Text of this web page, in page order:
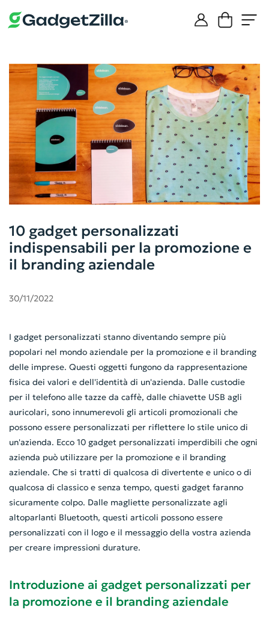
10 gadget personalizzati
indispensabili per la promozione e
il branding aziendale
30/11/2022
I gadget personalizzati stanno diventando sempre più
popolari nel mondo aziendale per la promozione e il branding
delle imprese. Questi oggetti fungono da rappresentazione
fisica dei valori e dell'identità di un'azienda. Dalle custodie
per il telefono alle tazze da caffè, dalle chiavette USB agli
auricolari, sono innumerevoli gli articoli promozionali che
possono essere personalizzati per riflettere lo stile unico di
un'azienda. Ecco 10 gadget personalizzati imperdibili che ogni
azienda può utilizzare per la promozione e il branding
aziendale. Che si tratti di qualcosa di divertente e unico o di
qualcosa di classico e senza tempo, questi gadget faranno
sicuramente colpo. Dalle magliette personalizzate agli
altoparlanti Bluetooth, questi articoli possono essere
personalizzati con il logo e il messaggio della vostra azienda
per creare impressioni durature.
Introduzione ai gadget personalizzati per
la promozione e il branding aziendale